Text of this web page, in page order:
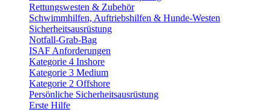
Rettungswesten & Zubehör
Schwimmhilfen, Auftriebshilfen & Hunde-Westen
Sicherheitsausrüstung
Notfall-Grab-Bag
ISAF Anforderungen
Kategorie 4 Inshore
Kategorie 3 Medium
Kategorie 2 Offshore
Persönliche Sicherheitsausrüstung
Erste Hilfe